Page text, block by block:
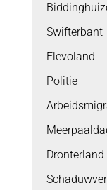
Swifterbant
Flevoland
Politie